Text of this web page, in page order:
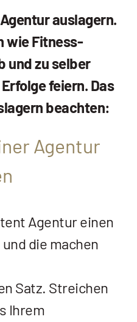
auslagern.
wie Fitness-
und zu selber
feiern. Das
beachten:
Agentur
Agentur einen
die machen
Satz. Streichen
Ihrem